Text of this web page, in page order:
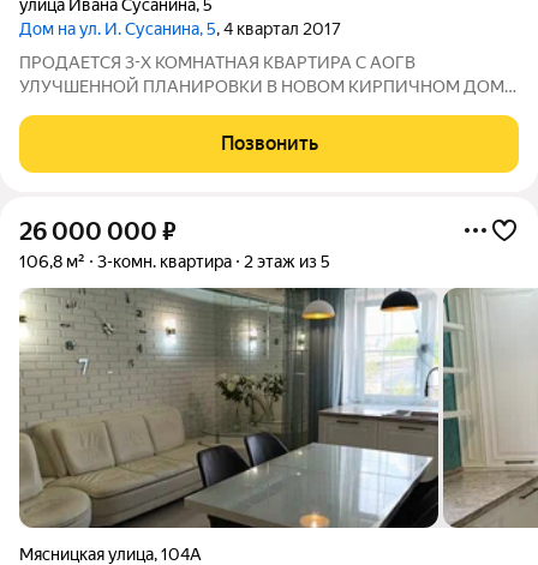
улица Ивана Сусанина,5
Дом на ул. И. Сусанина, 5, 4 квартал 2017
ПРОДАЕТСЯ 3-Х КОМНАТНАЯ КВАРТИРА С АОГВ
УЛУЧШЕННОЙ ПЛАНИРОВКИ В НОВОМ КИРПИЧНОМ ДОМЕ
кв.м. - В квартире АОГВ - Теплые полы - Изолированные
комнаты на разные стороны - Кирпичный дом - Не
Позвонить
26 000 000 ₽
106,8 м² 3-комн. квартира 2 этаж из 5
Мясницкая улица,104А